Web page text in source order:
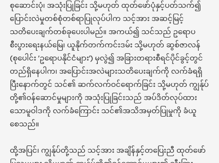
စုဆောင်းပုံ၊ အသုံးပြုခြင်း သို့မဟုတ် ထုတ်ဖော်ပုံနှင့်ပတ်သက်၍
ပြောင်းလဲမှုတစ်စုံတစ်ရာပြုလုပ်ပါက သင့်အား အဆင့်မြင့်
သတိပေးချက်တစ်ခုပေးပါမည်။ အကယ်၍ သင်သည် ဥရောပ
စီးပွားရေးနယ်မြေ၊ ယူနိုက်တက်ကင်းဒမ်း သို့မဟုတ် ဆွစ်ဇာလန်
(စုပေါင်း 'ဥရောပနိုင်ငံများ') မှလွဲ၍ အခြားတရားစီရင်ပိုင်ခွင့်တွင်
တည်ရှိနေပါက၊ အပြောင်းအလဲများသတိပေးချက်ကို လက်ခံရရှိ
ပြီးနောက်တွင် သင်၏ ဆက်လက်ဝင်ရောက်ခြင်း သို့မဟုတ် ကျွန်ုပ်
တို့၏ဝန်ဆောင်မှုများကို အသုံးပြုခြင်းသည် အပ်ဒိတ်လုပ်ထား
သောမူဝါဒကို လက်ခံကြောင်း သင်၏အသိအမှတ်ပြုမှုကို ခံယူ
စေသည်။
ထို့အပြင်၊ ကျွန်ုပ်တို့သည် သင့်အား အချိန်နှင့်တပြေးညီ ထုတ်ဖော်